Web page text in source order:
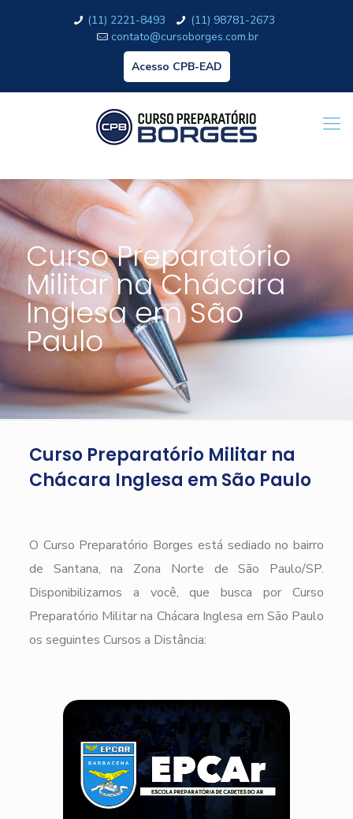
(11) 2221-8493
(11) 98781-2673
contato@cursoborges.com.br
Acesso CPB-EAD
Curso Preparatório
Militar na Chácara
Inglesa em São
Paulo
Curso Preparatório Militar na
Chácara Inglesa em São Paulo
O Curso Preparatório Borges está sediado no bairro
de Santana, na Zona Norte de São Paulo/SP.
Disponibilizamos a você, que busca por Curso
Preparatório Militar na Chácara Inglesa em São Paulo
os seguintes Cursos a Distância: